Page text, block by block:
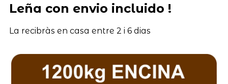
Leña con envio incluido !
La recibràs en casa entre 2 i 6 dias